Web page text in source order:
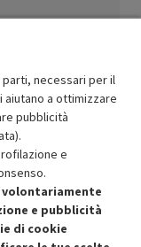
necessari per il
aiutano a ottimizzare
pubblicità
e
e pubblicità
di cookie